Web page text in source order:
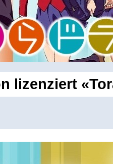
lizenziert